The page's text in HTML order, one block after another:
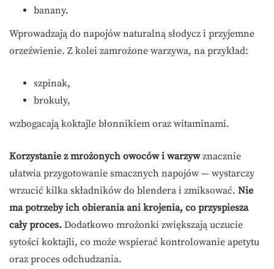
banany.
Wprowadzają do napojów naturalną słodycz i przyjemne
orzeźwienie. Z kolei zamrożone warzywa, na przykład:
szpinak,
brokuły,
wzbogacają koktajle błonnikiem oraz witaminami.
Korzystanie z mrożonych owoców i warzywznacznie
ułatwia przygotowanie smacznych napojów — wystarczy
wrzucić kilka składników do blendera i zmiksować. Nie
ma potrzeby ich obierania ani krojenia, co przyspiesza
cały proces. Dodatkowo mrożonki zwiększają uczucie
sytości koktajli, co może wspierać kontrolowanie apetytu
oraz proces odchudzania.